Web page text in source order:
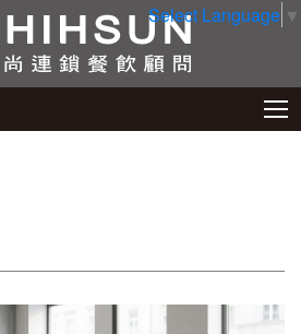
Select Language ▼